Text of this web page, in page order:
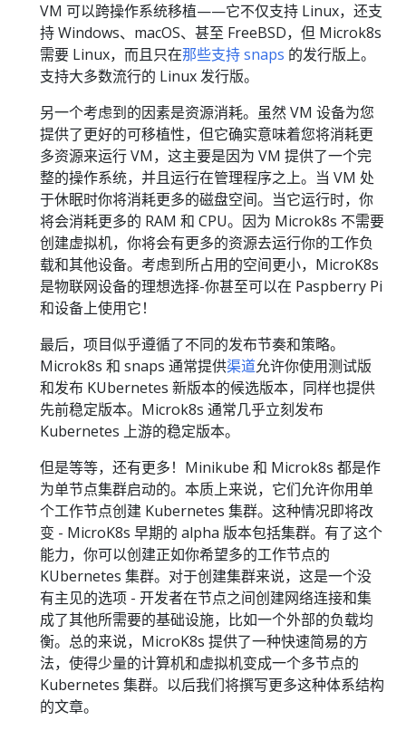
VM 可以跨操作系统移植——它不仅支持 Linux，还支
持 Windows、macOS、甚至 FreeBSD，但 Microk8s
需要 Linux，而且只在那些支持 snaps 的发行版上。
支持大多数流行的 Linux 发行版。
另一个考虑到的因素是资源消耗。虽然 VM 设备为您
提供了更好的可移植性，但它确实意味着您将消耗更
多资源来运行 VM，这主要是因为 VM 提供了一个完
整的操作系统，并且运行在管理程序之上。当 VM 处
于休眠时你将消耗更多的磁盘空间。当它运行时，你
将会消耗更多的 RAM 和 CPU。因为 Microk8s 不需要
创建虚拟机，你将会有更多的资源去运行你的工作负
载和其他设备。考虑到所占用的空间更小，MicroK8s
是物联网设备的理想选择-你甚至可以在 Paspberry Pi
和设备上使用它！
最后，项目似乎遵循了不同的发布节奏和策略。
Microk8s 和 snaps 通常提供渠道允许你使用测试版
和发布 KUbernetes 新版本的候选版本，同样也提供
先前稳定版本。Microk8s 通常几乎立刻发布
Kubernetes 上游的稳定版本。
但是等等，还有更多！Minikube 和 Microk8s 都是作
为单节点集群启动的。本质上来说，它们允许你用单
个工作节点创建 Kubernetes 集群。这种情况即将改
变 - MicroK8s 早期的 alpha 版本包括集群。有了这个
能力，你可以创建正如你希望多的工作节点的
KUbernetes 集群。对于创建集群来说，这是一个没
有主见的选项 - 开发者在节点之间创建网络连接和集
成了其他所需要的基础设施，比如一个外部的负载均
衡。总的来说，MicroK8s 提供了一种快速简易的方
法，使得少量的计算机和虚拟机变成一个多节点的
Kubernetes 集群。以后我们将撰写更多这种体系结构
的文章。